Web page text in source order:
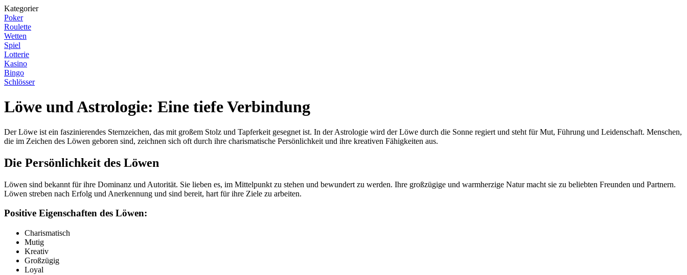
Kategorier
Poker
Roulette
Wetten
Spiel
Lotterie
Kasino
Bingo
Schlösser
Löwe und Astrologie: Eine tiefe Verbindung
Der Löwe ist ein faszinierendes Sternzeichen, das mit großem Stolz und Tapferkeit gesegnet ist. In der Astrologie wird der Löwe durch die Sonne regiert und steht für Mut, Führung und Leidenschaft. Menschen,
die im Zeichen des Löwen geboren sind, zeichnen sich oft durch ihre charismatische Persönlichkeit und ihre kreativen Fähigkeiten aus.
Die Persönlichkeit des Löwen
Löwen sind bekannt für ihre Dominanz und Autorität. Sie lieben es, im Mittelpunkt zu stehen und bewundert zu werden. Ihre großzügige und warmherzige Natur macht sie zu beliebten Freunden und Partnern.
Löwen streben nach Erfolg und Anerkennung und sind bereit, hart für ihre Ziele zu arbeiten.
Positive Eigenschaften des Löwen:
Charismatisch
Mutig
Kreativ
Großzügig
Loyal